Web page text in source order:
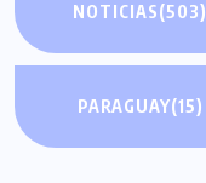
NOTICIAS(503)
PARAGUAY(15)